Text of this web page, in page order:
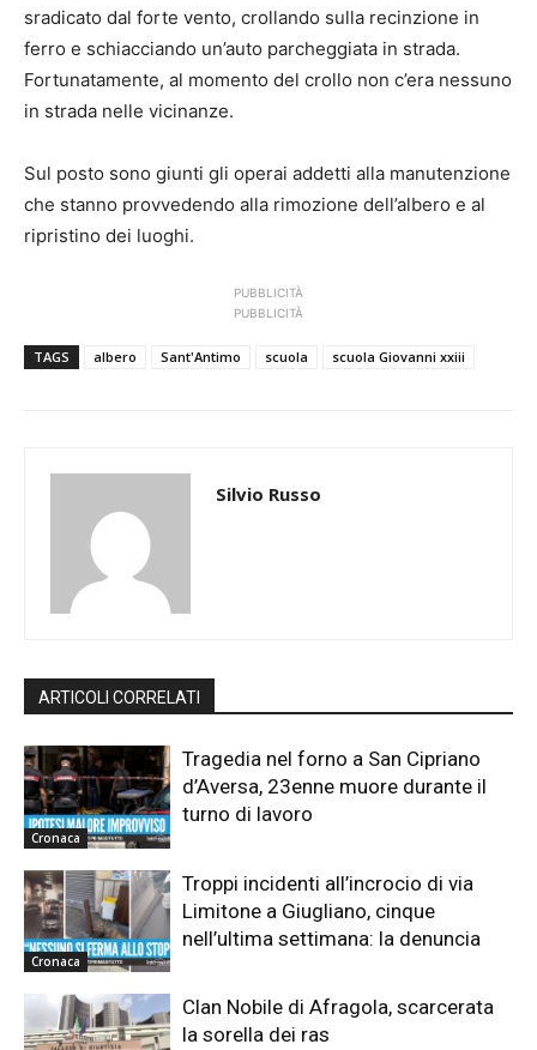
sradicato dal forte vento, crollando sulla recinzione in
ferro e schiacciando un’auto parcheggiata in strada.
Fortunatamente, al momento del crollo non c’era nessuno
in strada nelle vicinanze.
Sul posto sono giunti gli operai addetti alla manutenzione
che stanno provvedendo alla rimozione dell’albero e al
ripristino dei luoghi.
PUBBLICITÀ
PUBBLICITÀ
TAGS albero Sant'Antimo scuola scuola Giovanni xxiii
Silvio Russo
ARTICOLI CORRELATI
Cronaca
Tragedia nel forno a San Cipriano
d’Aversa, 23enne muore durante il
turno di lavoro
Cronaca
Troppi incidenti all’incrocio di via
Limitone a Giugliano, cinque
nell’ultima settimana: la denuncia
Clan Nobile di Afragola, scarcerata
la sorella dei ras